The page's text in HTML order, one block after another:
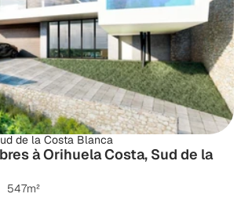
de la Costa Blanca
à Orihuela Costa, Sud de la
547m²